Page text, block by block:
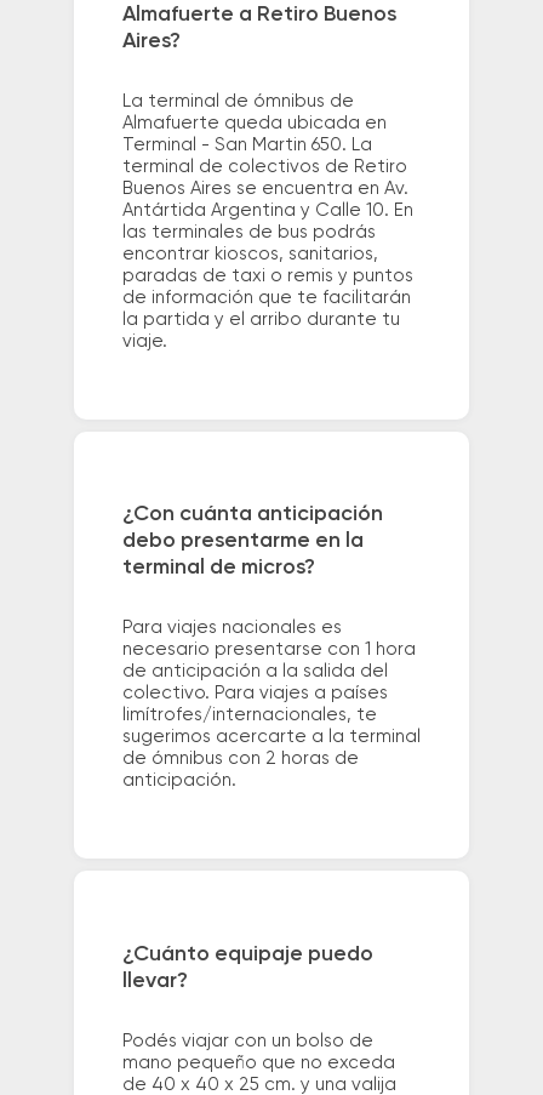
Almafuerte a Retiro Buenos
Aires?
La terminal de ómnibus de
Almafuerte queda ubicada en
Terminal - San Martin 650. La
terminal de colectivos de Retiro
Buenos Aires se encuentra en Av.
Antártida Argentina y Calle 10. En
las terminales de bus podrás
encontrar kioscos, sanitarios,
paradas de taxi o remis y puntos
de información que te facilitarán
la partida y el arribo durante tu
viaje.
¿Con cuánta anticipación
debo presentarme en la
terminal de micros?
Para viajes nacionales es
necesario presentarse con 1 hora
de anticipación a la salida del
colectivo. Para viajes a países
limítrofes/internacionales, te
sugerimos acercarte a la terminal
de ómnibus con 2 horas de
anticipación.
¿Cuánto equipaje puedo
llevar?
Podés viajar con un bolso de
mano pequeño que no exceda
de 40 x 40 x 25 cm. y una valija